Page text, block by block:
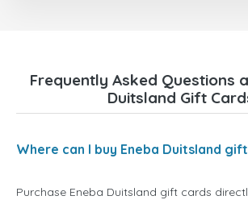
Frequently Asked Questions
Duitsland Gift
Where can I buy Eneba Duitsland
Purchase Eneba Duitsland gift cards